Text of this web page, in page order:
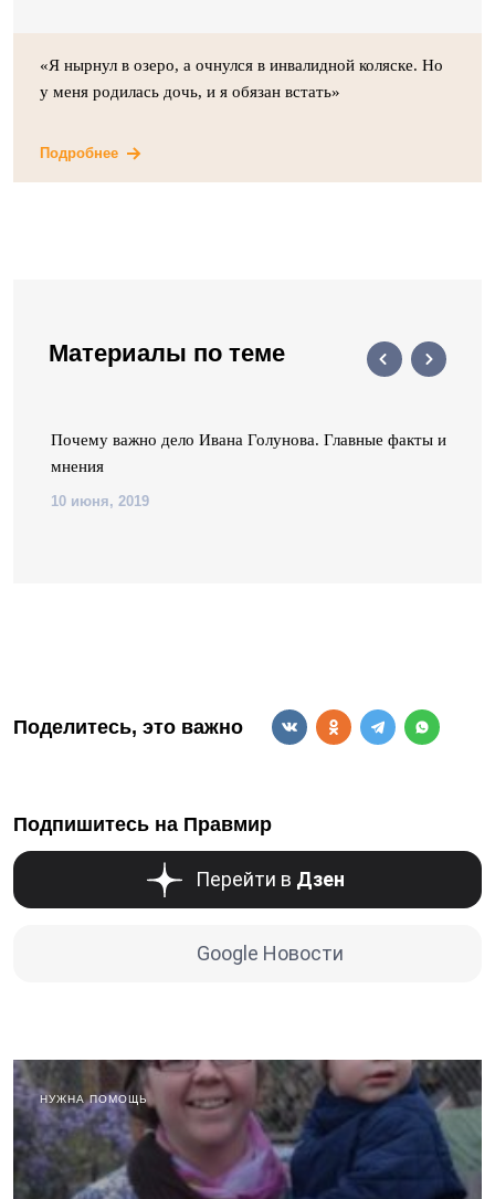
«Я нырнул в озеро, а очнулся в инвалидной коляске. Но
у меня родилась дочь, и я обязан встать»
Подробнее
Материалы по теме
Почему важно дело Ивана Голунова. Главные факты и
мнения
10 июня, 2019
Поделитесь, это важно
Подпишитесь на Правмир
Перейти в Дзен
Google Новости
НУЖНА ПОМОЩЬ